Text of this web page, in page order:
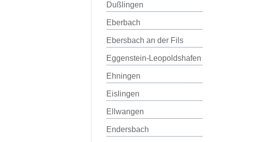
Dußlingen
Eberbach
Ebersbach an der Fils
Eggenstein-Leopoldshafen
Ehningen
Eislingen
Ellwangen
Endersbach